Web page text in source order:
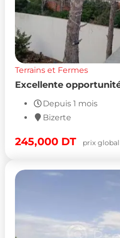
Terrains et Fermes
Excellente
Depuis 1 mois
Bizerte
245,000 DT prix global